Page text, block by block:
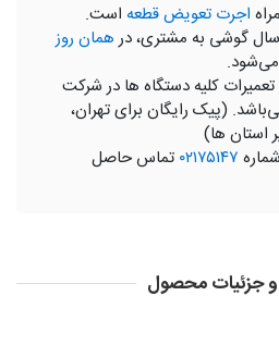
اجرت تعویض قطعه است.
گوشی به مشتری، درهمان روز
می‌شود.
کلیه دستگاه ها در شرکت
(پیک رایگان برای تهران،
استان ها)
۰۲۱۷۵۱۴۷ تماس حاصل
و جزئیات محصول